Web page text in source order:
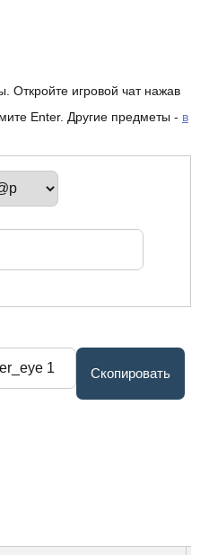
Откройте игровой чат нажав
Enter. Другие предметы - в